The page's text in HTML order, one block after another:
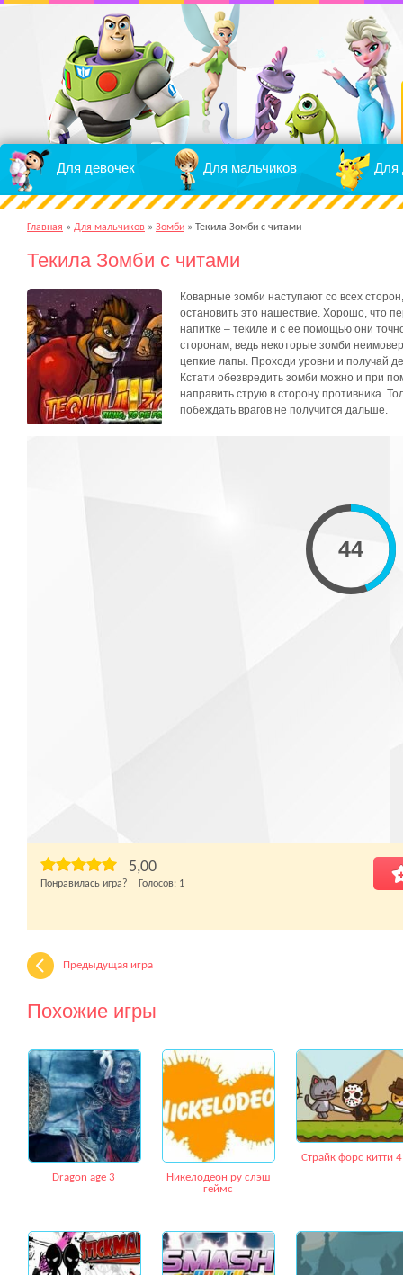
Для девочек Для мальчиков Для
Главная » Для мальчиков » Зомби » Текила Зомби с читами
Текила Зомби с читами
Коварные зомби наступают со всех
остановить это нашествие. Хорошо, что
напитке – текиле и с ее помощью они
сторонам, ведь некоторые зомби
цепкие лапы. Проходи уровни и получай
Кстати обезвредить зомби можно и при
направить струю в сторону противника.
побеждать врагов не получится дальше.
5,00
Понравилась игра? Голосов: 1
Предыдущая игра
Похожие игры
Dragon age 3
Никелодеон ру слэш
геймс
Страйк форс китти 4